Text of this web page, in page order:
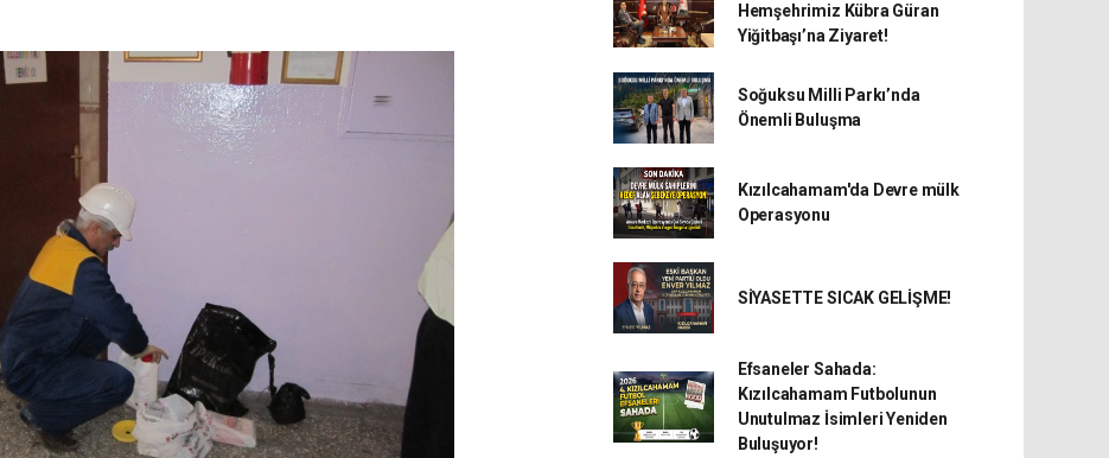
Hemşehrimiz Kübra Güran
Yiğitbaşı’na Ziyaret!
Soğuksu Milli Parkı’nda
Önemli Buluşma
Kızılcahamam'da Devre mülk
Operasyonu
SİYASETTE SICAK GELİŞME!
Efsaneler Sahada:
Kızılcahamam Futbolunun
Unutulmaz İsimleri Yeniden
Buluşuyor!